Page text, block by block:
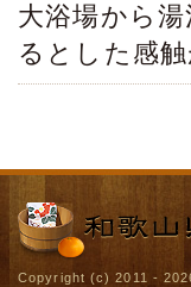
大浴場から
るとした感
Copyright (c) 2011 -